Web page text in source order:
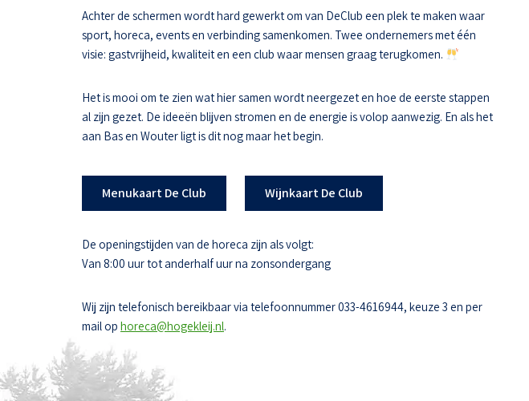
Achter de schermen wordt hard gewerkt om van DeClub een plek te maken waar
sport, horeca, events en verbinding samenkomen. Twee ondernemers met één
visie: gastvrijheid, kwaliteit en een club waar mensen graag terugkomen.
Het is mooi om te zien wat hier samen wordt neergezet en hoe de eerste stappen
al zijn gezet. De ideeën blijven stromen en de energie is volop aanwezig. En als het
aan Bas en Wouter ligt is dit nog maar het begin.
Menukaart De Club Wijnkaart De Club
De openingstijden van de horeca zijn als volgt:
Van 8:00 uur tot anderhalf uur na zonsondergang
Wij zijn telefonisch bereikbaar via telefoonnummer 033-4616944, keuze 3 en per
mail op horeca@hogekleij.nl.